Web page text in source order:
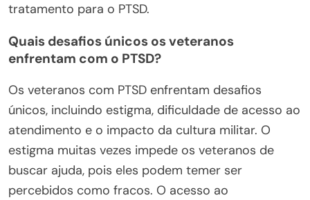
tratamento para o PTSD.
Quais desafios únicos os veteranos
enfrentam com o PTSD?
Os veteranos com PTSD enfrentam desafios
únicos, incluindo estigma, dificuldade de acesso ao
atendimento e o impacto da cultura militar. O
estigma muitas vezes impede os veteranos de
buscar ajuda, pois eles podem temer ser
percebidos como fracos. O acesso ao